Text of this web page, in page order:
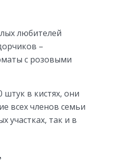
любителей
–
с розовыми
в кистях, они
всех членов семьи
участках, так и в